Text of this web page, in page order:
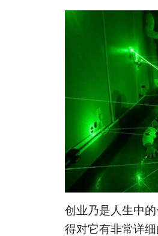
创业乃是人生中
得对它有非常详